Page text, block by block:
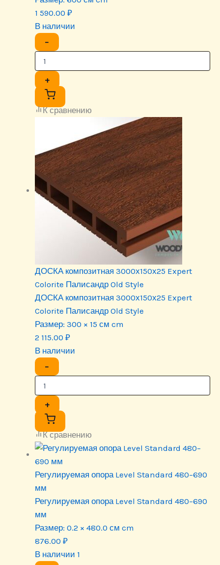
1 590.00 ₽
В наличии
−
+
К сравнению
ДОСКА композитная 3000х150х25 Expert
Colorite Палисандр Old Style
ДОСКА композитная 3000х150х25 Expert
Colorite Палисандр Old Style
Размер: 300 × 15 см cm
2 115.00 ₽
В наличии
−
+
К сравнению
Регулируемая опора Level Standard 480–690
мм
Регулируемая опора Level Standard 480–690
мм
Размер: 0.2 × 480.0 см cm
876.00 ₽
В наличии 1